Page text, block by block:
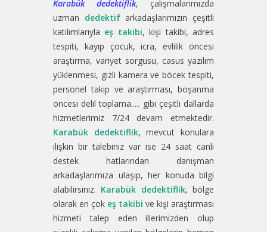
Karabük dedektiflik, çalışmalarımızda
uzman dedektifarkadaşlarımızın çeşitli
katılımlarıyla eş takibi, kişi takibi, adres
tespiti, kayıp çocuk, icra, evlilik öncesi
araştırma, variyet sorgusu, casus yazılım
yüklenmesi, gizli kamera ve böcek tespiti,
personel takip ve araştırması, boşanma
öncesi delil toplama..... gibi çeşitli dallarda
hizmetlerimiz 7/24 devam etmektedir.
Karabük dedektiflik, mevcut konulara
ilişkin bir talebiniz var ise 24 saat canlı
destek hatlarından danışman
arkadaşlarımıza ulaşıp, her konuda bilgi
alabilirsiniz. Karabük dedektiflik, bölge
olarak en çok eş takibi ve kişi araştırması
hizmeti talep eden illerimizden olup